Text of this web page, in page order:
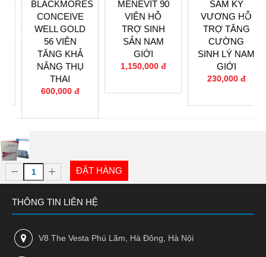
BLACKMORES
CONCEIVE
WELL GOLD
56 VIÊN
TĂNG KHẢ
NĂNG THỤ
THAI
600,000 đ
MENEVIT 90
VIÊN HỖ
TRỢ SINH
SẢN NAM
GIỚI
1,150,000 đ
SÂM KỲ
VƯƠNG HỖ
TRỢ TĂNG
CƯỜNG
SINH LÝ NAM
GIỚI
230,000 đ
next
ĐẶT HÀNG
THÔNG TIN LIÊN HỆ
V8 The Vesta Phú Lãm, Hà Đông, Hà Nội